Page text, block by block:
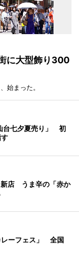
に大型飾り300
始まった。
台七夕夏売り」 初
新店 うま辛の「赤か
レーフェス」 全国